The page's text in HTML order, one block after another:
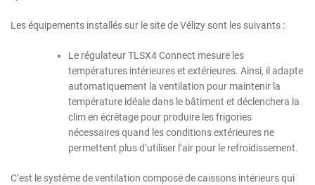
Les équipements installés sur le site de Vélizy sont les suivants :
Le régulateur TLSX4 Connect mesure les
températures intérieures et extérieures. Ainsi, il adapte
automatiquement la ventilation pour maintenir la
température idéale dans le bâtiment et déclenchera la
clim en écrêtage pour produire les frigories
nécessaires quand les conditions extérieures ne
permettent plus d’utiliser l’air pour le refroidissement.
C’est le système de ventilation composé de caissons intérieurs qui